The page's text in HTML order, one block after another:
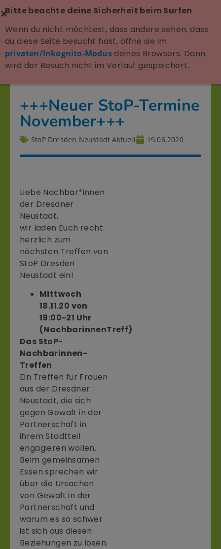
+++Neuer StoP-Termine
November+++
StoP Dresden Neustadt Aktuell 19.06.2020
Liebe Nachbar*innen
der Dresdner
Neustadt,
wir laden Euch recht
herzlich zum
nächsten Treffen von
StoP Dresden
Neustadt ein!
Mittwoch
18.11.20 von
19:00-21 Uhr
(NachbarinnenTreff)
Das StoP-
Nachbarinnen-
Treffen
Ein Treffen für Frauen
aus der Dresdner
Neustadt, die sich
gegen Gewalt in der
Partnerschaft in
ihrem Stadtteil
engagieren wollen.
Beim gemeinsamen
Essen sprechen wir
über die Ursachen
von Gewalt in der
Partnerschaft und
warum es so schwer
ist sich aus diesen
Beziehungen zu lösen.
Bitte beachte deine Sicherheit beim Surfen
Wenn du nicht möchtest, dass andere sehen, dass
du diese Seite besucht hast, öffne sie im
privaten/Inkognito-Modusdeines Browsers. Dann
wird der Besuch nicht im Verlauf gespeichert.